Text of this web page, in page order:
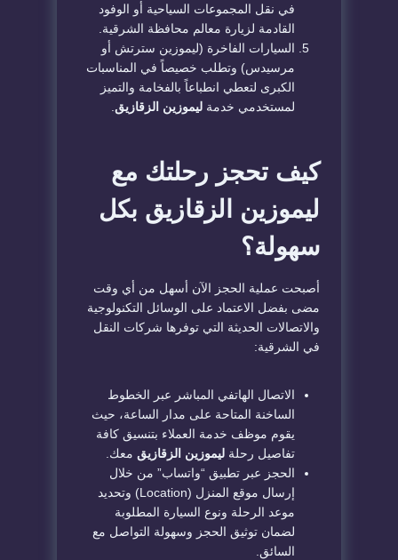
في نقل المجموعات السياحية أو الوفود
القادمة لزيارة معالم محافظة الشرقية.
​السيارات الفاخرة (ليموزين سترتش أو
مرسيدس) وتطلب خصيصاً في المناسبات
الكبرى لتعطي انطباعاً بالفخامة والتميز
لمستخدمي خدمة ليموزين الزقازيق
​كيف تحجز رحلتك مع
ليموزين الزقازيق بكل
سهولة؟
​أصبحت عملية الحجز الآن أسهل من أي وقت
مضى بفضل الاعتماد على الوسائل التكنولوجية
والاتصالات الحديثة التي توفرها شركات النقل
في الشرقية:
​الاتصال الهاتفي المباشر عبر الخطوط
الساخنة المتاحة على مدار الساعة، حيث
يقوم موظف خدمة العملاء بتنسيق كافة
تفاصيل رحلة ليموزين الزقازيق معك.
​الحجز عبر تطبيق “واتساب” من خلال
إرسال موقع المنزل (Location) وتحديد
موعد الرحلة ونوع السيارة المطلوبة
لضمان توثيق الحجز وسهولة التواصل مع
السائق.